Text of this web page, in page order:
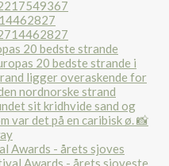
20 bedste strande
Awards - årets sjoves